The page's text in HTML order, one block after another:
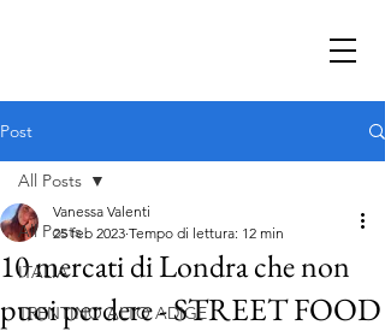
Post
All Posts
ITALIA
TRENTINO ALTO ADIGE
All Posts
10 mercati di Londra che non
puoi perdere - STREET FOOD
Vanessa Valenti
25 feb 2023 Tempo di lettura: 12 min